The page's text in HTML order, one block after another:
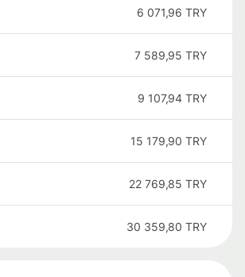
6 071,96 TRY
7 589,95 TRY
9 107,94 TRY
15 179,90 TRY
22 769,85 TRY
30 359,80 TRY